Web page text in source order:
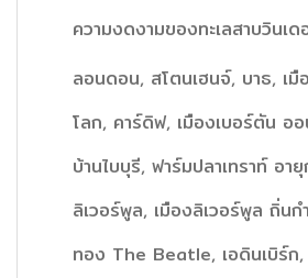
ความงดงามของทะเลสาบวินเด
ลอนดอน, สโตนเฮนจ์, บาธ, เมื
โลก, คาร์ดิฟ, เมืองเบอร์ตัน อ
บ้านไบบุรี, ฟาร์มปลาเทราท์ อา
ลิเวอร์พูล, เมืองลิเวอร์พูล ถิ่น
ทอง The Beatle, เอดินเบิร์ก,